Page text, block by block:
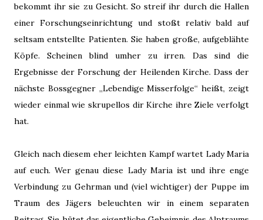
bekommt ihr sie zu Gesicht. So streif ihr durch die Hallen
einer Forschungseinrichtung und stoßt relativ bald auf
seltsam entstellte Patienten. Sie haben große, aufgeblähte
Köpfe. Scheinen blind umher zu irren. Das sind die
Ergebnisse der Forschung der Heilenden Kirche. Dass der
nächste Bossgegner „Lebendige Misserfolge“ heißt, zeigt
wieder einmal wie skrupellos dir Kirche ihre Ziele verfolgt
hat.
Gleich nach diesem eher leichten Kampf wartet Lady Maria
auf euch. Wer genau diese Lady Maria ist und ihre enge
Verbindung zu Gehrman und (viel wichtiger) der Puppe im
Traum des Jägers beleuchten wir in einem separaten